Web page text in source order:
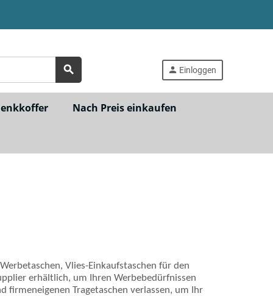
search person Einloggen
Nach Preis einkaufen
Vlies-Einkaufstaschen für den
erhältlich, um Ihren Werbebedürfnissen
firmeneigenen Tragetaschen verlassen, um Ihr